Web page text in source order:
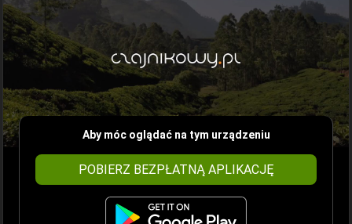
Aby móc oglądać na tym urządzeniu
POBIERZ BEZPŁATNĄ APLIKACJĘ